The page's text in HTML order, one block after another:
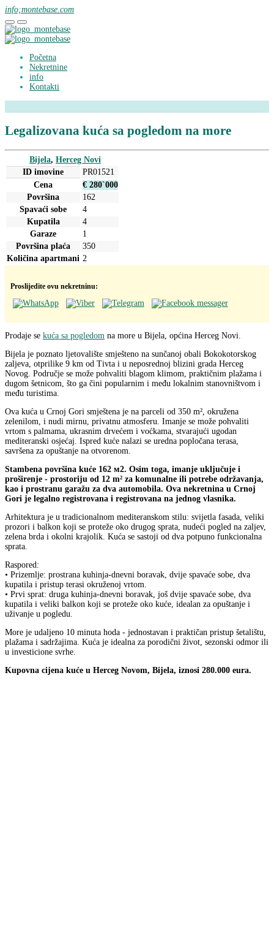
info;montebase.com
Početna
Nekretnine
info
Kontakti
Legalizovana kuća sa pogledom na more
Bijela, Herceg Novi
ID imovine
PR01521
Cena
€ 280`000
Površina
162
Spavaći sobe
4
Kupatila
4
Garaze
1
Površina plaća
350
Količina apartmani 2
Proslijedite ovu nekretninu:
Prodaje se kuća sa pogledom na more u Bijela, općina Herceg Novi.
Bijela je poznato ljetovalište smješteno na sunčanoj obali Bokokotorskog
zaljeva, otprilike 9 km od Tivta i u neposrednoj blizini grada Herceg
Novog. Područje se može pohvaliti blagom klimom, praktičnim plažama i
dugom šetnicom, što ga čini popularnim i među lokalnim stanovništvom i
među turistima.
Ova kuća u Crnoj Gori smještena je na parceli od 350 m², okružena
zelenilom, i nudi mirnu, privatnu atmosferu. Imanje se može pohvaliti
vrtom s palmama, ukrasnim drvećem i voćkama, stvarajući ugodan
mediteranski osjećaj. Ispred kuće nalazi se uredna popločana terasa,
savršena za opuštanje na otvorenom.
Stambena površina kuće 162 м2. Osim toga, imanje uključuje i
proširenje - prostoriju od 12 m² za komunalne ili potrebe održavanja,
kao i prostranu garažu za dva automobila. Ova nekretnina u Crnoj
Gori je legalno registrovana i registrovana na jednog vlasnika.
Arhitektura je u tradicionalnom mediteranskom stilu: svijetla fasada, veliki
prozori i balkon koji se proteže oko drugog sprata, nudeći pogled na zaljev,
zelena brda i okolni krajolik. Kuća se sastoji od dva potpuno funkcionalna
sprata.
Raspored:
• Prizemlje: prostrana kuhinja-dnevni boravak, dvije spavaće sobe, dva
kupatila i pristup terasi okruženoj vrtom.
• Prvi sprat: druga kuhinja-dnevni boravak, još dvije spavaće sobe, dva
kupatila i veliki balkon koji se proteže oko kuće, idealan za opuštanje i
uživanje u pogledu.
More je udaljeno 10 minuta hoda - jednostavan i praktičan pristup šetalištu,
plažama i sadržajima. Kuća je idealna za porodični život, sezonski odmor ili
u investicione svrhe.
Kupovna cijena kuće u Herceg Novom, Bijela, iznosi 280.000 eura.